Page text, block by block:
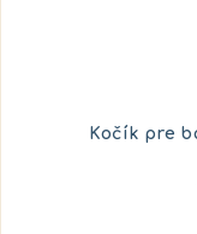
Kočík pre